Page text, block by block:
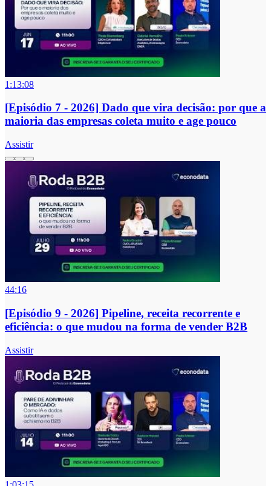
1:13:08
[Episódio 7 - 2026] Dado que vira decisão: por que a
maioria das empresas coleta muito e age pouco
Assistir
44:16
[Episódio 9 - 2026] Pipeline, receita recorrente e
eficiência: o que mudou na forma de vender B2B
Assistir